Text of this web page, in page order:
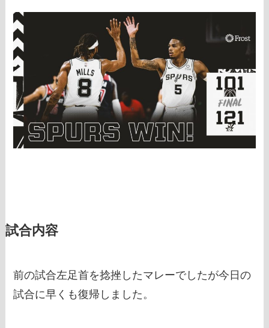
試合内容
前の試合左足首を捻挫したマレーでしたが今日の
試合に早くも復帰しました。